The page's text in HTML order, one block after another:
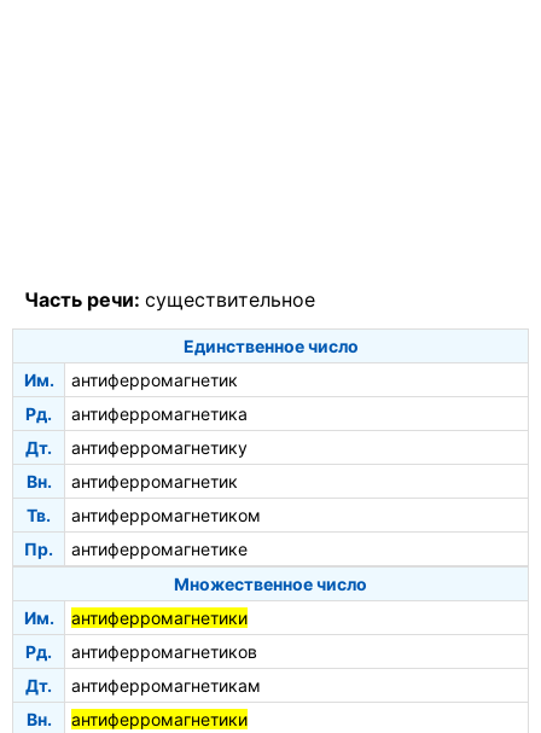
Часть речи: существительное
Единственное число
Им.
антиферромагнетик
Рд.
антиферромагнетика
Дт.
антиферромагнетику
Вн.
антиферромагнетик
Тв.
антиферромагнетиком
Пр.
антиферромагнетике
Множественное число
Им.
антиферромагнетики
Рд.
антиферромагнетиков
Дт.
антиферромагнетикам
Вн.
антиферромагнетики